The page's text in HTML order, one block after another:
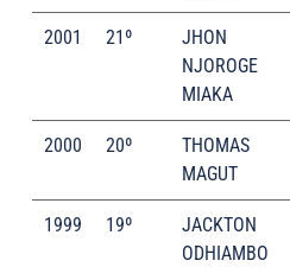
2001 21º
JHON
NJOROGE
MIAKA
2000 20º
THOMAS
MAGUT
1999 19º
JACKTON
ODHIAMBO